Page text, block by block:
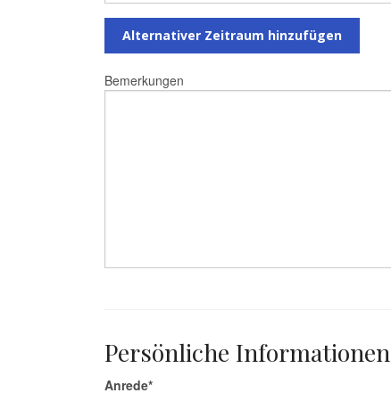
Alternativer Zeitraum hinzufügen
Bemerkungen
Persönliche Informationen
Anrede